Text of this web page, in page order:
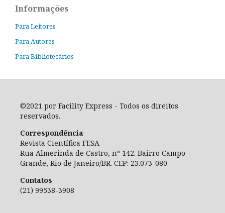
Informações
Para Leitores
Para Autores
Para Bibliotecários
©2021 por Facility Express - Todos os direitos
reservados.
Correspondência
Revista Científica FESA
Rua Almerinda de Castro, nº 142. Bairro Campo
Grande, Rio de Janeiro/BR. CEP: 23.073-080
Contatos
(21) 99538-3908